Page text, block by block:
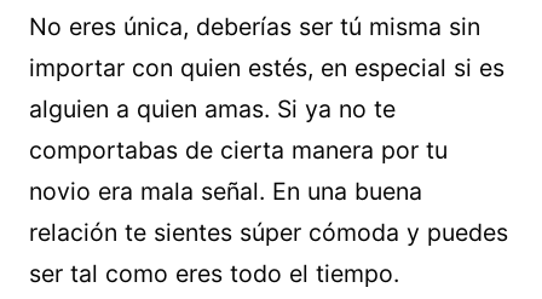
No eres única, deberías ser tú misma sin
importar con quien estés, en especial si es
alguien a quien amas. Si ya no te
comportabas de cierta manera por tu
novio era mala señal. En una buena
relación te sientes súper cómoda y puedes
ser tal como eres todo el tiempo.